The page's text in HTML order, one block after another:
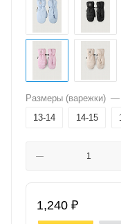
Размеры (варежки) —
13-14
14-15
1,240 ₽